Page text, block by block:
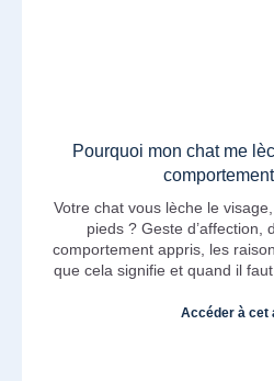
Pourquoi mon chat me
Votre chat vous lèche le
pieds ? Geste d’affection,
comportement appris, les
que cela signifie et quand il
Accéder à cet